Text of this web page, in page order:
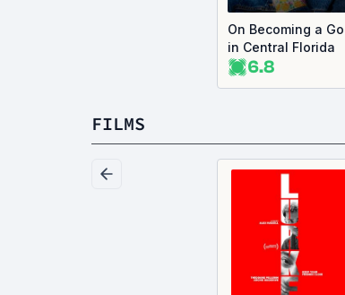
On Becoming a
in Central Florida
6.8
FILMS